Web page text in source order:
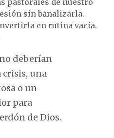
sin banalizarla.
en rutina vacía.
deberían
crisis, una
o un
para
de Dios.